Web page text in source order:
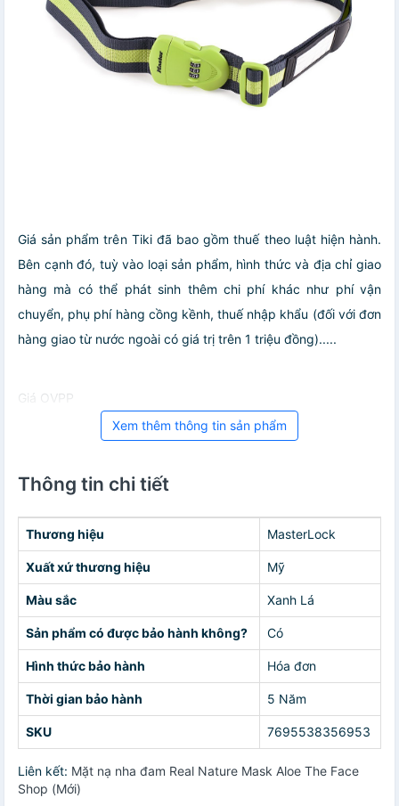
Giá sản phẩm trên Tiki đã bao gồm thuế theo luật hiện hành.
Bên cạnh đó, tuỳ vào loại sản phẩm, hình thức và địa chỉ giao
hàng mà có thể phát sinh thêm chi phí khác như phí vận
chuyển, phụ phí hàng cồng kềnh, thuế nhập khẩu (đối với đơn
hàng giao từ nước ngoài có giá trị trên 1 triệu đồng).....
Giá OVPP
Xem thêm thông tin sản phẩm
Thông tin chi tiết
Thương hiệu MasterLock
Xuất xứ thương hiệu Mỹ
Màu sắc Xanh Lá
Sản phẩm có được bảo hành không? Có
Hình thức bảo hành Hóa đơn
Thời gian bảo hành 5 Năm
SKU 7695538356953
Liên kết: Mặt nạ nha đam Real Nature Mask Aloe The Face
Shop (Mới)